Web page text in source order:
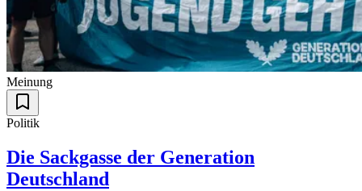
Meinung
Politik
Die Sackgasse der Generation
Deutschland